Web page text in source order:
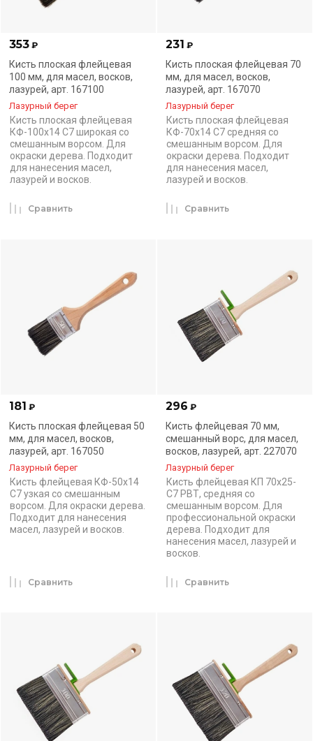
353 ₽
Кисть плоская флейцевая
100 мм, для масел, восков,
лазурей, арт. 167100
Лазурный берег
Кисть плоская флейцевая
КФ-100х14 С7 широкая со
смешанным ворсом. Для
окраски дерева. Подходит
для нанесения масел,
лазурей и восков.
Сравнить
231 ₽
Кисть плоская флейцевая 70
мм, для масел, восков,
лазурей, арт. 167070
Лазурный берег
Кисть плоская флейцевая
КФ-70х14 С7 средняя со
смешанным ворсом. Для
окраски дерева. Подходит
для нанесения масел,
лазурей и восков.
Сравнить
181 ₽
Кисть плоская флейцевая 50
мм, для масел, восков,
лазурей, арт. 167050
Лазурный берег
Кисть флейцевая КФ-50х14
С7 узкая со смешанным
ворсом. Для окраски дерева.
Подходит для нанесения
масел, лазурей и восков.
Сравнить
296 ₽
Кисть флейцевая 70 мм,
смешанный ворс, для масел,
восков, лазурей, арт. 227070
Лазурный берег
Кисть флейцевая КП 70х25-
С7 РВТ, средняя со
смешанным ворсом. Для
профессиональной окраски
дерева. Подходит для
нанесения масел, лазурей и
восков.
Сравнить